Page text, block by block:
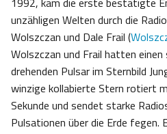
unzähligen Welten durch die
Wolszczan und Dale Frail (
Wolszczan und Frail hatten einen
drehenden Pulsar im Sternbild
winzige kollabierte Stern rotiert
Sekunde und sendet starke
Pulsationen über die Erde fegen.